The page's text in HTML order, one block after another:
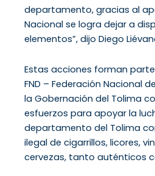
departamento, gracias al
Nacional se logra dejar a
elementos”, dijo Diego
Estas acciones forman
FND – Federación Nacional
la Gobernación del Tolima
esfuerzos para apoyar la
departamento del Tolima
ilegal de cigarrillos, licores,
cervezas, tanto auténticos